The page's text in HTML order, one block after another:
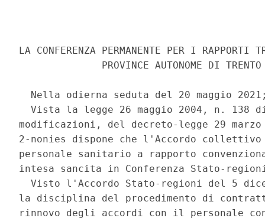
LA CONFERENZA PERMANENTE PER I
PROVINCE AUTONOME DI
Nella odierna seduta del 20 maggio
Vista la legge 26 maggio 2004, n. 138
modificazioni, del decreto-legge 29
2-nonies dispone che l'Accordo
personale sanitario a rapporto
intesa sancita in Conferenza Stato-
Visto l'Accordo Stato-regioni del 5
la disciplina del procedimento di
rinnovo degli accordi con il personale